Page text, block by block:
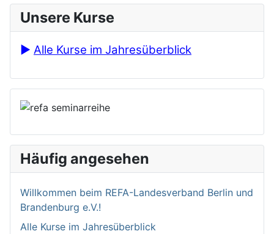
Unsere Kurse
► Alle Kurse im Jahresüberblick
Häufig angesehen
Willkommen bei­m REFA-Landesverband Berlin und
Brandenburg e.V.!
Alle Kurse im Jahresüberblick